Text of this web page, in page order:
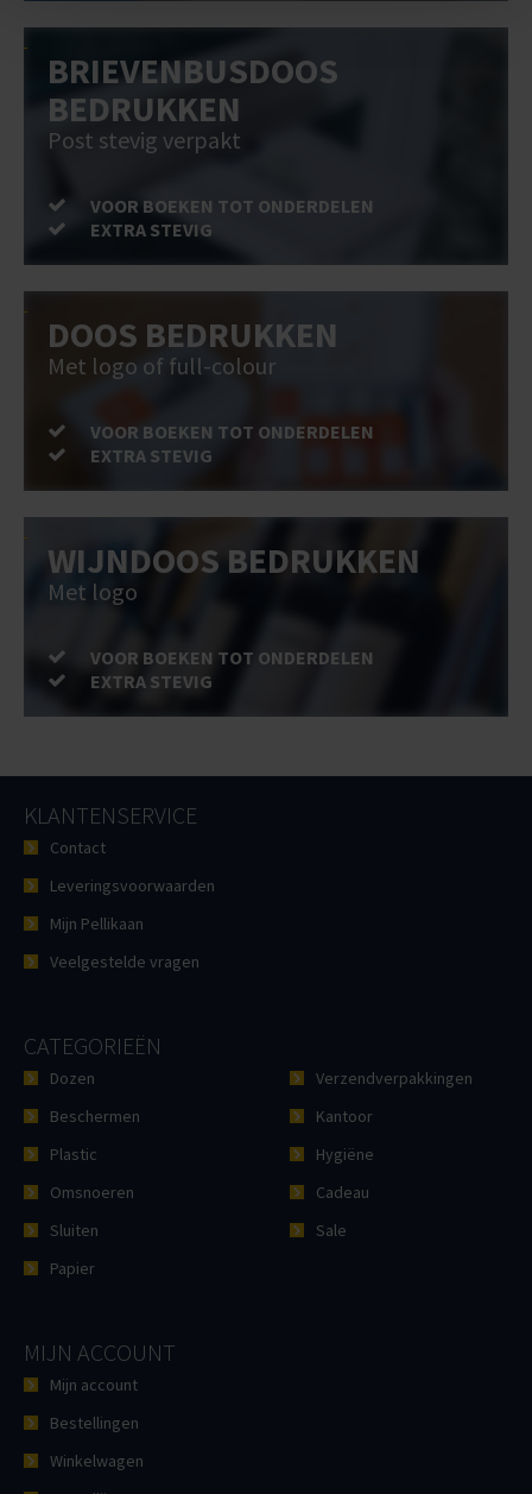
BRIEVENBUSDOOS
BEDRUKKEN
Post stevig verpakt
VOOR BOEKEN TOT ONDERDELEN
EXTRA STEVIG
DOOS BEDRUKKEN
Met logo of full-colour
VOOR BOEKEN TOT ONDERDELEN
EXTRA STEVIG
WIJNDOOS BEDRUKKEN
Met logo
VOOR BOEKEN TOT ONDERDELEN
EXTRA STEVIG
KLANTENSERVICE
Contact
Leveringsvoorwaarden
Mijn Pellikaan
Veelgestelde vragen
CATEGORIEËN
Dozen
Beschermen
Plastic
Omsnoeren
Sluiten
Papier
Verzendverpakkingen
Kantoor
Hygiëne
Cadeau
Sale
MIJN ACCOUNT
Mijn account
Bestellingen
Winkelwagen